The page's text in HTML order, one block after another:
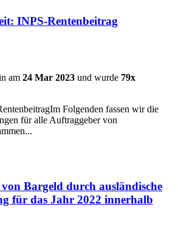
INPS-Rentenbeitrag
am 24 Mar 2023 und wurde 79x
Folgenden fassen wir die
für alle Auftraggeber von
Bargeld durch ausländische
für das Jahr 2022 innerhalb